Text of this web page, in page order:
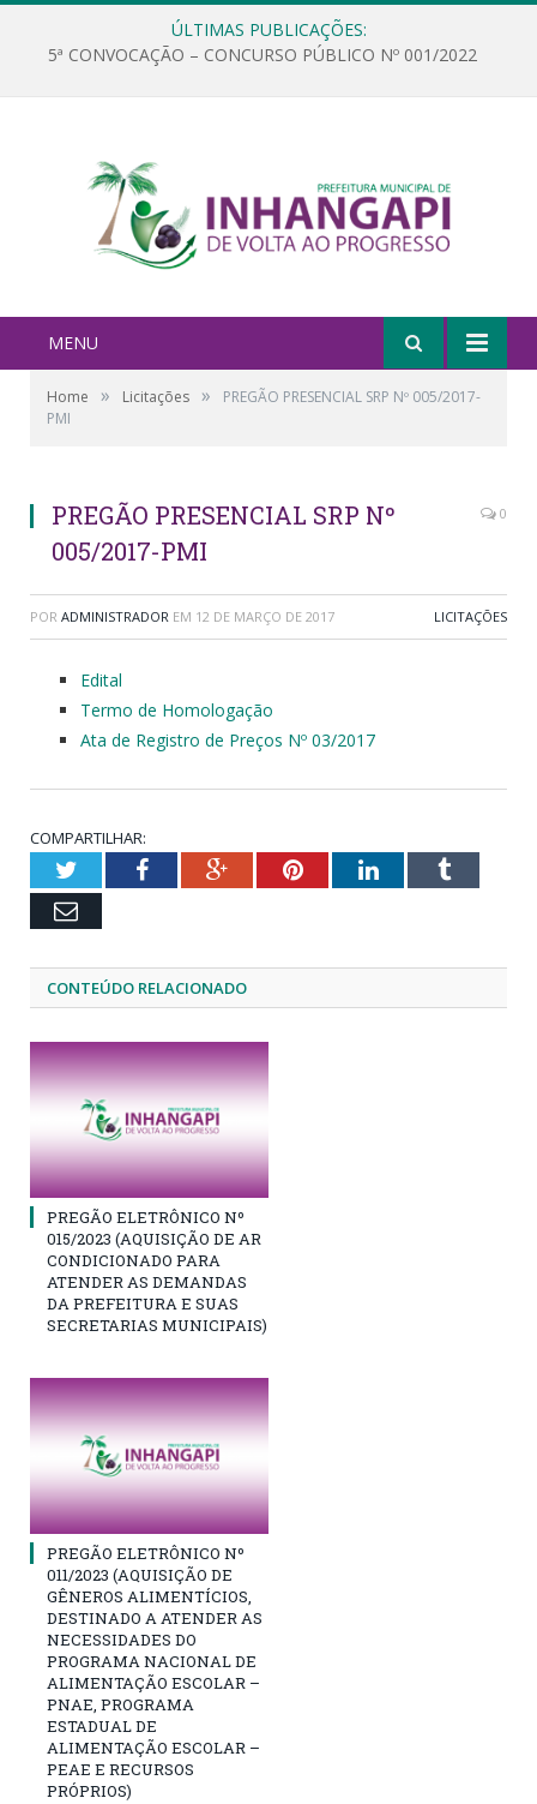
ÚLTIMAS PUBLICAÇÕES:
5ª CONVOCAÇÃO – CONCURSO PÚBLICO Nº 001/2022
MENU
Home » Licitações »
PREGÃO PRESENCIAL SRP Nº 005/2017-
PMI
PREGÃO PRESENCIAL SRP Nº
005/2017-PMI
0
POR ADMINISTRADOR EM 12 DE MARÇO DE 2017 LICITAÇÕES
Edital
Termo de Homologação
Ata de Registro de Preços Nº 03/2017
COMPARTILHAR:
TwitterFacebookGoogle+PinterestLinkedInTumblr
Email
CONTEÚDO RELACIONADO
PREGÃO ELETRÔNICO Nº
015/2023 (AQUISIÇÃO DE AR
CONDICIONADO PARA
ATENDER AS DEMANDAS
DA PREFEITURA E SUAS
SECRETARIAS MUNICIPAIS)
PREGÃO ELETRÔNICO Nº
011/2023 (AQUISIÇÃO DE
GÊNEROS ALIMENTÍCIOS,
DESTINADO A ATENDER AS
NECESSIDADES DO
PROGRAMA NACIONAL DE
ALIMENTAÇÃO ESCOLAR –
PNAE, PROGRAMA
ESTADUAL DE
ALIMENTAÇÃO ESCOLAR –
PEAE E RECURSOS
PRÓPRIOS)